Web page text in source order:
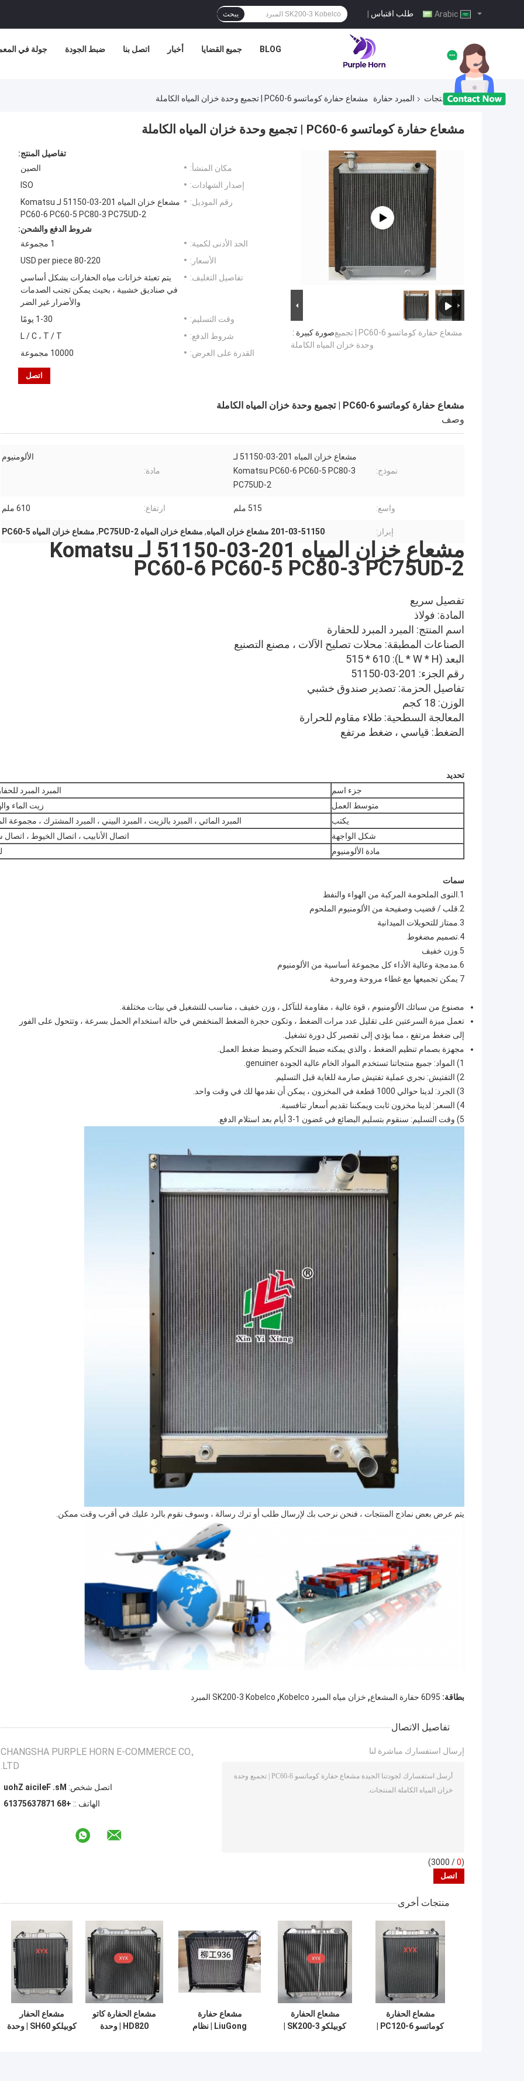
طلب اقتباس | يبحث
جولة في ضبط الجودة اتصل بنا أخبار جميع القضايا BLOG
منزل المنتجات المبرد حفارة مشعاع حفارة كوماتسو PC60-6 | تجميع وحدة خزان المياه الكاملة
مشعاع حفارة كوماتسو PC60-6 | تجميع وحدة خزان المياه الكاملة
صورة كبيرة :مشعاع حفارة كوماتسو PC60-6 | تجميع
وحدة خزان المياه الكاملة
تفاصيل المنتج:
مكان المنشأ:
الصين
إصدار الشهادات:
ISO
رقم الموديل:
مشعاع خزان المياه 201-03-51150 لـ Komatsu
PC60-6 PC60-5 PC80-3 PC75UD-2
شروط الدفع والشحن:
الحد الأدنى لكمية:
1 مجموعة
الأسعار:
80-220 USD per piece
تفاصيل التغليف:
يتم تعبئة خزانات مياه الحفارات بشكل أساسي
في صناديق خشبية ، بحيث يمكن تجنب الصدمات
والأضرار غير الضر
وقت التسليم:
1-30 يومًا
شروط الدفع:
L / C ، T / T
القدرة على العرض:
10000 مجموعة
اتصل
مشعاع حفارة كوماتسو PC60-6 | تجميع وحدة خزان المياه الكاملة
وصف
نموذج:
مشعاع خزان المياه 201-03-51150 لـ
Komatsu PC60-6 PC60-5 PC80-3
PC75UD-2
مادة:
الألومنيوم
واسع: 515 ملم ارتفاع: 610 ملم
إبراز: 201-03-51150 مشعاع خزان المياه , مشعاع خزان المياه PC75UD-2 , مشعاع خزان المياه PC60-5
مشعاع خزان المياه 201-03-51150 لـ Komatsu
PC60-6 PC60-5 PC80-3 PC75UD-2
تفصيل سريع
المادة: فولاذ
اسم المنتج: المبرد المبرد للحفارة
الصناعات المطبقة: محلات تصليح الآلات ، مصنع التصنيع
البعد (L * W * H): 515 * 610
رقم الجزء: 201-03-51150
تفاصيل الحزمة: تصدير صندوق خشبي
الوزن: 18 كجم
المعالجة السطحية: طلاء مقاوم للحرارة
الضغط: قياسي ، ضغط مرتفع
تحديد
جزء اسم
المبرد المبرد
متوسط ​​العمل
زيت الماء
يكتب
المبرد المائي ، المبرد بالزيت ، المبرد البيني ، المبرد المشترك ، مجموعة
شكل الواجهة
اتصال الأنابيب ، اتصال الخيوط ،
مادة الألومنيوم
سمات
1.النوى الملحومة المركبة من الهواء والنفط
2.قلب / قضيب وصفيحة من الألومنيوم الملحوم
3.ممتاز للتحويلات الميدانية
4.تصميم مضغوط
5.وزن خفيف
6.مدمجة وعالية الأداء كل مجموعة أساسية من الألومنيوم
7 يمكن تجميعها مع غطاء مروحة ومروحة
مصنوع من سبائك الألومنيوم ، قوة عالية ، مقاومة للتآكل ، وزن خفيف ، مناسب للتشغيل في بيئات مختلفة.
تعمل ميزة السرعتين على تقليل عدد مرات الضغط ، وتكون حجرة الضغط المنخفض في حالة استخدام الحمل بسرعة ، وتتحول على الفور
إلى ضغط مرتفع ، مما يؤدي إلى تقصير كل دورة تشغيل.
مجهزة بصمام تنظيم الضغط ، والذي يمكنه ضبط التحكم وضبط ضغط العمل.
1) المواد: جميع منتجاتنا تستخدم المواد الخام عالية الجودة genuiner.
2) التفتيش: نجري عملية تفتيش صارمة للغاية قبل التسليم.
3) الجرد: لدينا حوالي 1000 قطعة في المخزون ، يمكن أن نقدمها لك في وقت واحد.
4) السعر: لدينا مخزون ثابت ويمكننا تقديم أسعار تنافسية.
5) وقت التسليم: سنقوم بتسليم البضائع في غضون 1-3 أيام بعد استلام الدفع.
يتم عرض بعض نماذج المنتجات ، فنحن نرحب بك لإرسال طلب أو ترك رسالة ، وسوف نقوم بالرد عليك في أقرب وقت ممكن.
بطاقة: 6D95 حفارة المشعاع , خزان مياه المبرد Kobelco , SK200-3 Kobelco المبرد
تفاصيل الاتصال
CHANGSHA PURPLE HORN E-COMMERCE CO.,
LTD.
اتصل شخص: Ms. Felicia Zhou
الهاتف :: +86 17873657316
إرسال استفسارك مباشرة لنا
(
0
/ 3000)
منتجات أخرى
مشعاع الحفارة
مشعاع الحفارة
مشعاع حفارة
LiuGong | نظام
مشعاع الحفارة كاتو
HD820 | وحدة
مشعاع الحفار
كوبيلكو SH60 | وحدة